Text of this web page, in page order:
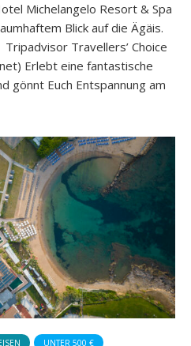
Michelangelo Resort & Spa
Blick auf die Ägäis.
Travellers’ Choice
Erlebt eine fantastische
gönnt Euch Entspannung am
UNTER 500 €